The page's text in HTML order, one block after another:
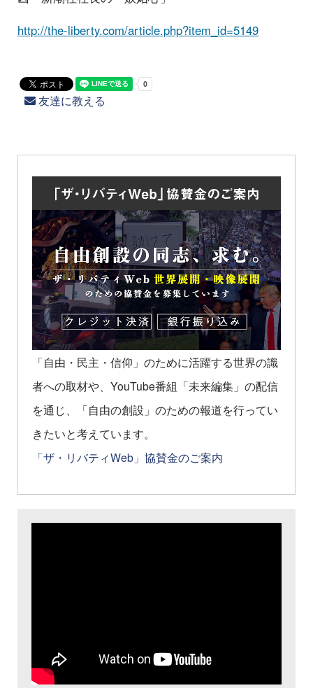
http://the-liberty.com/article.php?item_id=5149
友達に教える
「自由・民主・信仰」のために活躍する世界の識
者への取材や、YouTube番組「未来編集」の配信
を通じ、「自由の創設」のための報道を行ってい
きたいと考えています。
「ザ・リバティWeb」協賛金のご案内